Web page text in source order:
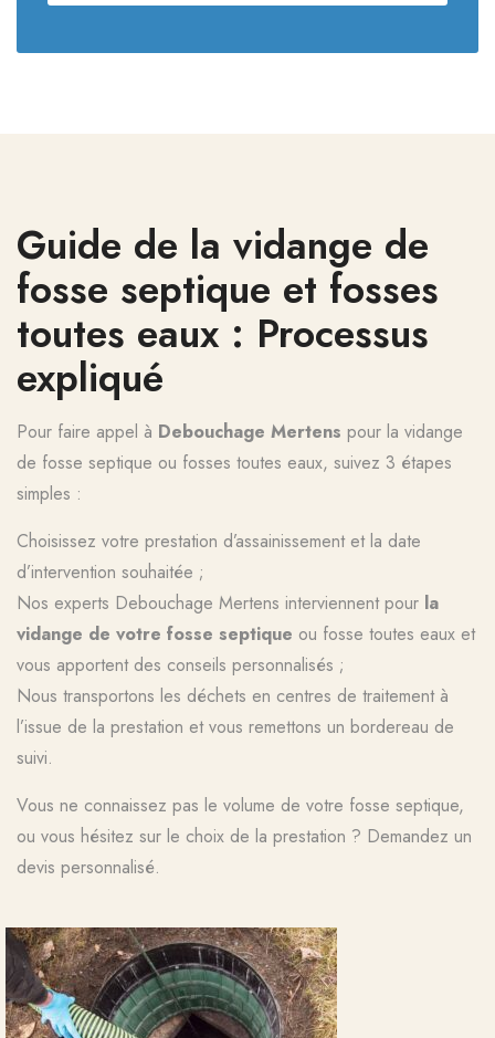
Guide de la vidange de
fosse septique et fosses
toutes eaux : Processus
expliqué
Pour faire appel à Debouchage Mertens pour la vidange
de fosse septique ou fosses toutes eaux, suivez 3 étapes
simples :
Choisissez votre prestation d’assainissement et la date
d’intervention souhaitée ;
Nos experts Debouchage Mertens interviennent pour la
vidange de votre fosse septique ou fosse toutes eaux et
vous apportent des conseils personnalisés ;
Nous transportons les déchets en centres de traitement à
l’issue de la prestation et vous remettons un bordereau de
suivi.
Vous ne connaissez pas le volume de votre fosse septique,
ou vous hésitez sur le choix de la prestation ? Demandez un
devis personnalisé.